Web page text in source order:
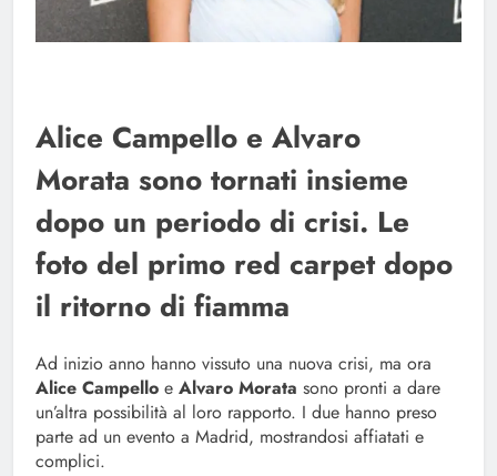
Alice Campello e Alvaro
Morata sono tornati insieme
dopo un periodo di crisi. Le
foto del primo red carpet dopo
il ritorno di fiamma
Ad inizio anno hanno vissuto una nuova crisi, ma ora
Alice Campello e Alvaro Morata sono pronti a dare
un’altra possibilità al loro rapporto. I due hanno preso
parte ad un evento a Madrid, mostrandosi affiatati e
complici.